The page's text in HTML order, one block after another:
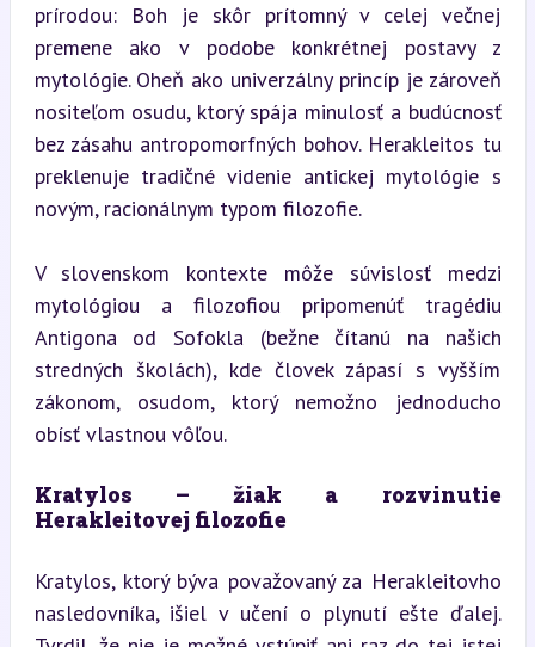
prírodou: Boh je skôr prítomný v celej večnej
premene ako v podobe konkrétnej postavy z
mytológie. Oheň ako univerzálny princíp je zároveň
nositeľom osudu, ktorý spája minulosť a budúcnosť
bez zásahu antropomorfných bohov. Herakleitos tu
preklenuje tradičné videnie antickej mytológie s
novým, racionálnym typom filozofie.
V slovenskom kontexte môže súvislosť medzi
mytológiou a filozofiou pripomenúť tragédiu
Antigona od Sofokla (bežne čítanú na našich
stredných školách), kde človek zápasí s vyšším
zákonom, osudom, ktorý nemožno jednoducho
obísť vlastnou vôľou.
Kratylos – žiak a rozvinutie
Herakleitovej filozofie
Kratylos, ktorý býva považovaný za Herakleitovho
nasledovníka, išiel v učení o plynutí ešte ďalej.